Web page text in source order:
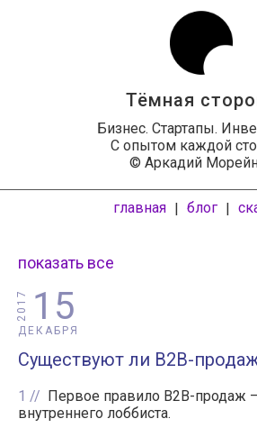
Тёмная
Бизнес. Стартапы.
С опытом каждой
© Аркадий
главная | блог |
показать все
15
ДЕКАБРЯ
2017
Существуют ли B2B-
1
Первое правило B2B-продаж
внутреннего лоббиста.